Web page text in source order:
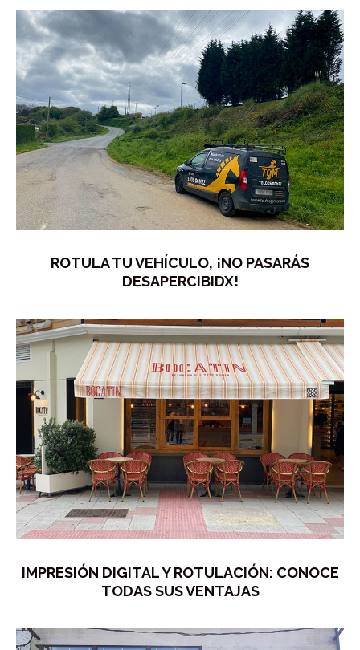
ROTULA TU VEHÍCULO, ¡NO PASARÁS
DESAPERCIBIDX!
IMPRESIÓN DIGITAL Y ROTULACIÓN: CONOCE
TODAS SUS VENTAJAS